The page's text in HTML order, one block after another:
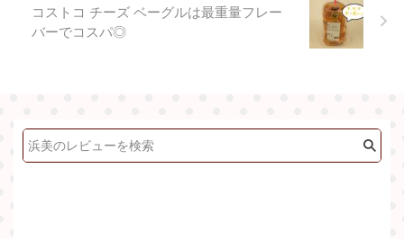
コストコ チーズ ベーグルは最重量フレー
バーでコスパ◎